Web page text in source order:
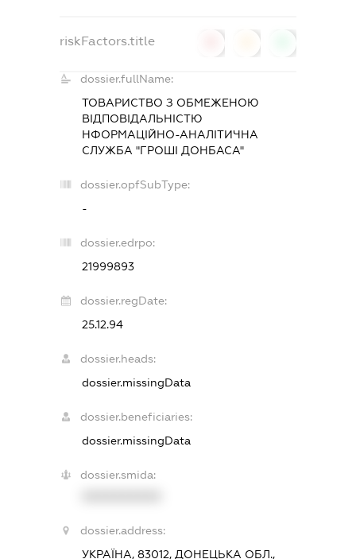
riskFactors.title
dossier.fullName:
ТОВАРИСТВО З ОБМЕЖЕНОЮ
ВІДПОВІДАЛЬНІСТЮ
НФОРМАЦІЙНО-АНАЛІТИЧНА
СЛУЖБА "ГРОШІ ДОНБАСА"
dossier.opfSubType:
-
dossier.edrpo:
21999893
dossier.regDate:
25.12.94
dossier.heads:
dossier.missingData
dossier.beneficiaries:
dossier.missingData
dossier.smida:
dossier.address:
УКРАЇНА, 83012, ДОНЕЦЬКА ОБЛ.,